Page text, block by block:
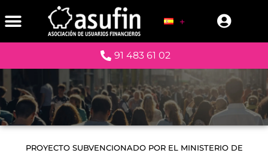
91 483 61 02
PROYECTO SUBVENCIONADO POR EL MINISTERIO DE